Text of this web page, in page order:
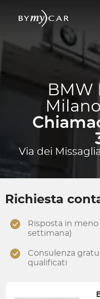
BMW
Via dei
Richiesta
Risposta in
settimana)
Consulenza
qualificati